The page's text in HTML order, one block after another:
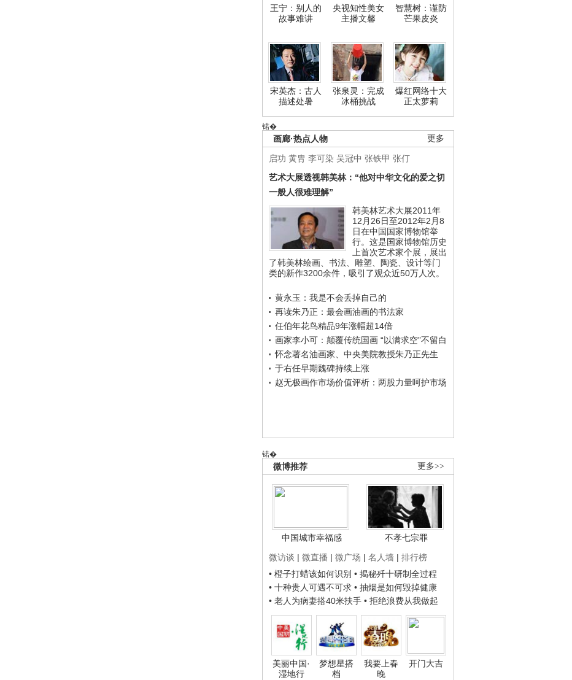
王宁：别人的
故事难讲
央视知性美女
主播文馨
智慧树：谨防
芒果皮炎
宋英杰：古人
描述处暑
张泉灵：完成
冰桶挑战
爆红网络十大
正太萝莉
锘�
更多
画廊·热点人物
启功 黄胄 李可染 吴冠中 张铁甲 张仃
艺术大展透视韩美林：“他对中华文化的爱之切
一般人很难理解”
韩美林艺术大展2011年
12月26日至2012年2月8
日在中国国家博物馆举
行。这是国家博物馆历史
上首次艺术家个展，展出
了韩美林绘画、书法、雕塑、陶瓷、设计等门
类的新作3200余件，吸引了观众近50万人次。
黄永玉：我是不会丢掉自己的
再读朱乃正：最会画油画的书法家
任伯年花鸟精品9年涨幅超14倍
画家李小可：颠覆传统国画 “以满求空”不留白
怀念著名油画家、中央美院教授朱乃正先生
于右任早期魏碑持续上涨
赵无极画作市场价值评析：两股力量呵护市场
锘�
更多>>
微博推荐
中国城市幸福感
不孝七宗罪
微访谈 | 微直播 | 微广场 | 名人墙 | 排行榜
• 橙子打蜡该如何识别 • 揭秘歼十研制全过程
• 十种贵人可遇不可求 • 抽烟是如何毁掉健康
• 老人为病妻搭40米扶手 • 拒绝浪费从我做起
美丽中国·
湿地行
梦想星搭
档
我要上春
晚
开门大吉